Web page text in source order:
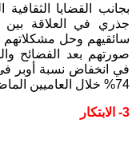
بجانب القضايا
جذري في العلاقة بين
سائقيهم وحل مشكلاتهم
صورتهم بعد الفضائح
74% خلال العاميين الماضيين.
3- الابتكار